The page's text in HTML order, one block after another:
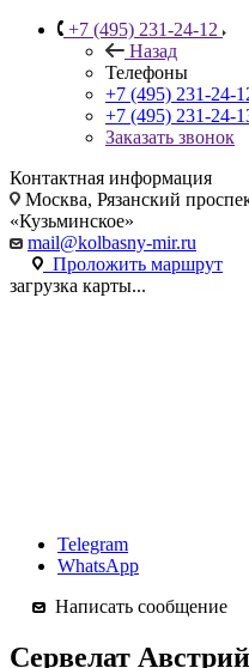
+7 (495) 231-24-12
Назад
Телефоны
+7 (495) 231-24-
+7 (495) 231-24-
Заказать звонок
Контактная информация
Москва, Рязанский
«Кузьминское»
mail@kolbasny-mir.ru
Проложить маршрут
загрузка карты...
Telegram
WhatsApp
Написать сообщение
Сервелат